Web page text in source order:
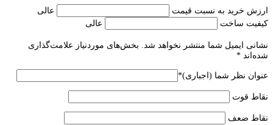
ارزش خرید به نسبت قیمت
عالی
کیفیت ساخت
عالی
نشانی ایمیل شما منتشر نخواهد شد.
بخش‌های موردنیاز علامت‌گذاری
شده‌اند *
عنوان نظر شما (اجباری)*
نقاط قوت
نقاط ضعف